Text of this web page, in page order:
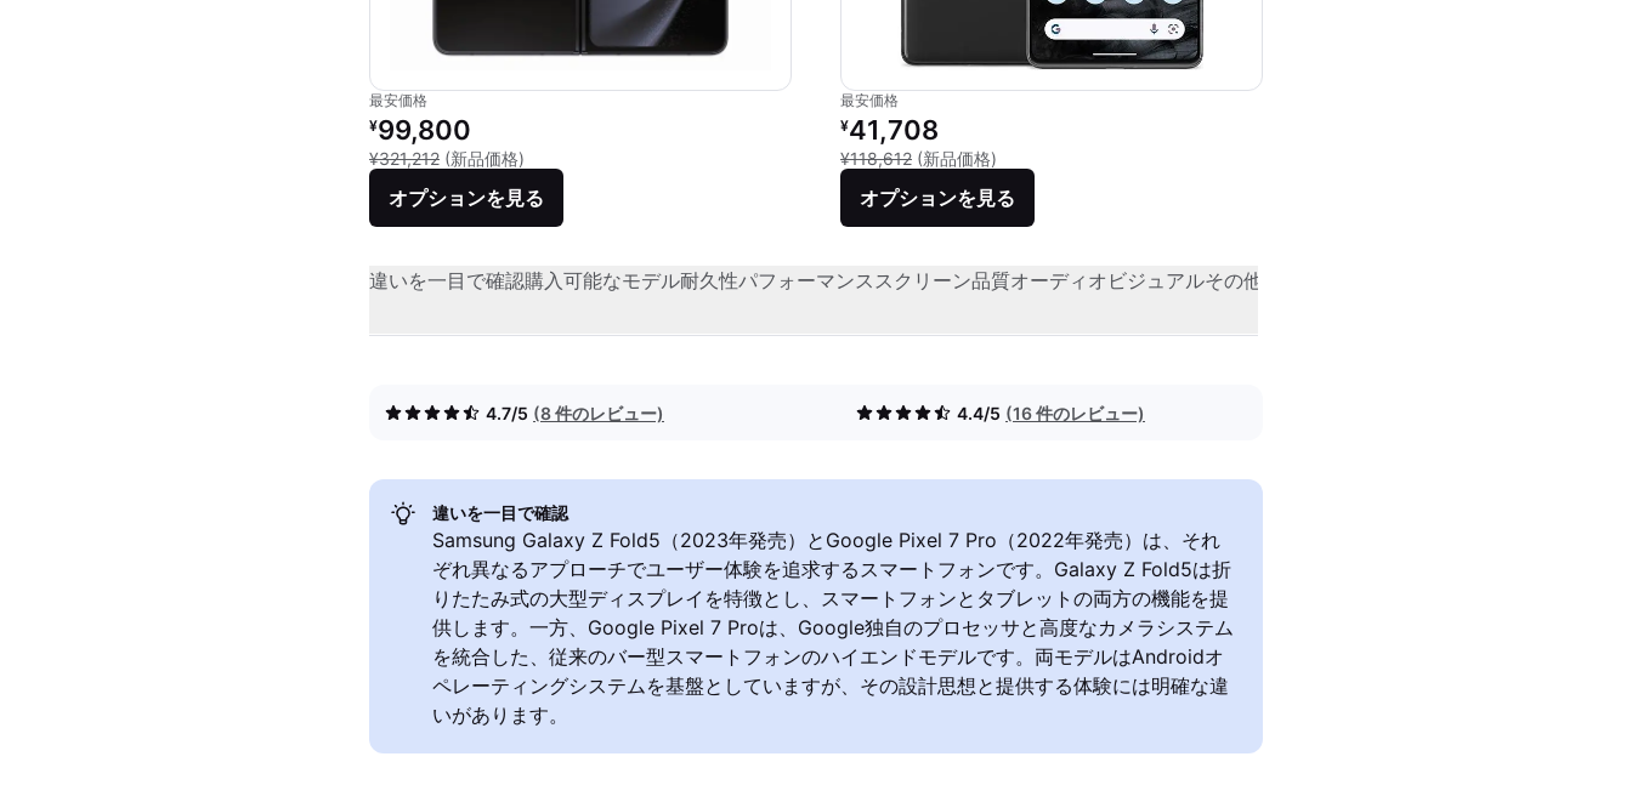
最安価格
リファービッシュ品の価格：
¥99,800
¥321,212 (新品価格)
オプションを見る
最安価格
リファービッシュ品の価格：
¥41,708
¥118,612 (新品価格)
オプションを見る
違いを一目で確認購入可能なモデル耐久性パフォーマンススクリーン品質オーディオビジュアルその他
4.7/5 (8 件のレビュー) 4.4/5 (16 件のレビュー)
違いを一目で確認
Samsung Galaxy Z Fold5（2023年発売）とGoogle Pixel 7 Pro（2022年発売）は、それ
ぞれ異なるアプローチでユーザー体験を追求するスマートフォンです。Galaxy Z Fold5は折
りたたみ式の大型ディスプレイを特徴とし、スマートフォンとタブレットの両方の機能を提
供します。一方、Google Pixel 7 Proは、Google独自のプロセッサと高度なカメラシステム
を統合した、従来のバー型スマートフォンのハイエンドモデルです。両モデルはAndroidオ
ペレーティングシステムを基盤としていますが、その設計思想と提供する体験には明確な違
いがあります。